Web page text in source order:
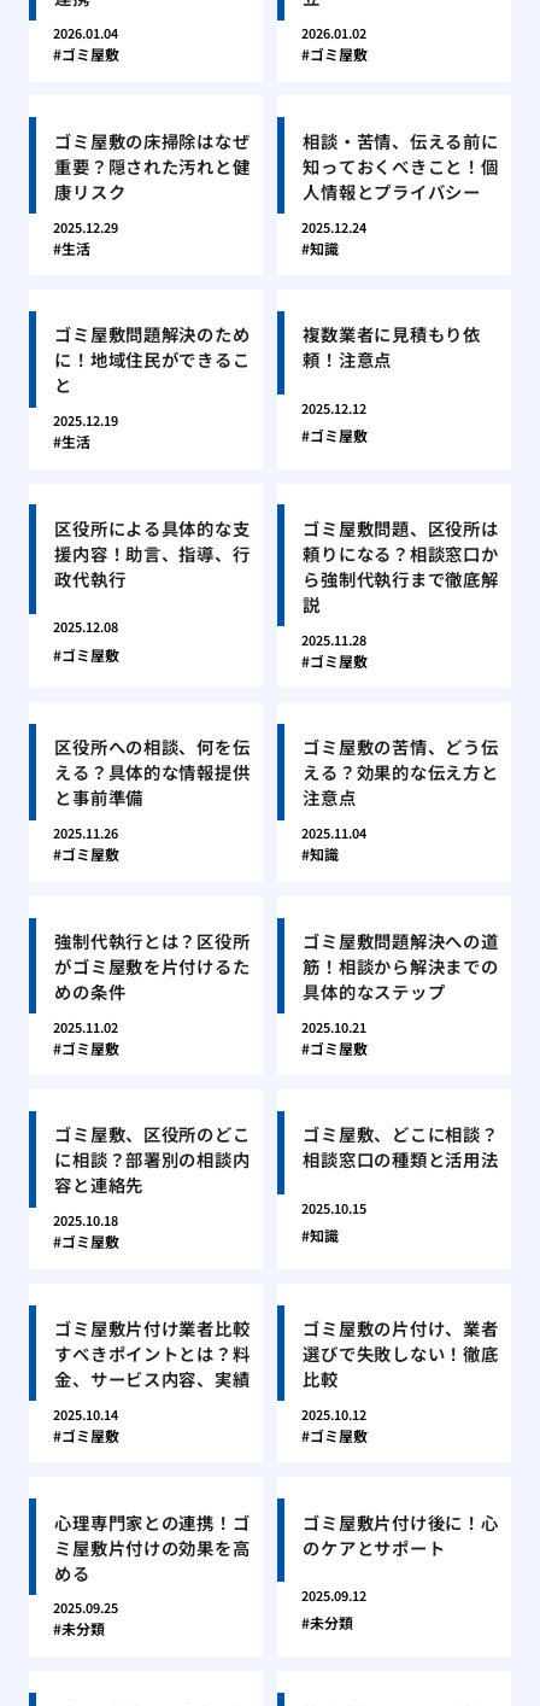
2026.01.04
ゴミ屋敷
2026.01.02
ゴミ屋敷
ゴミ屋敷の床掃除はなぜ
重要？隠された汚れと健
康リスク
2025.12.29
生活
相談・苦情、伝える前に
知っておくべきこと！個
人情報とプライバシー
2025.12.24
知識
ゴミ屋敷問題解決のため
に！地域住民ができるこ
と
2025.12.19
生活
複数業者に見積もり依
頼！注意点
2025.12.12
ゴミ屋敷
区役所による具体的な支
援内容！助言、指導、行
政代執行
2025.12.08
ゴミ屋敷
ゴミ屋敷問題、区役所は
頼りになる？相談窓口か
ら強制代執行まで徹底解
説
2025.11.28
ゴミ屋敷
区役所への相談、何を伝
える？具体的な情報提供
と事前準備
2025.11.26
ゴミ屋敷
ゴミ屋敷の苦情、どう伝
える？効果的な伝え方と
注意点
2025.11.04
知識
強制代執行とは？区役所
がゴミ屋敷を片付けるた
めの条件
2025.11.02
ゴミ屋敷
ゴミ屋敷問題解決への道
筋！相談から解決までの
具体的なステップ
2025.10.21
ゴミ屋敷
ゴミ屋敷、区役所のどこ
に相談？部署別の相談内
容と連絡先
2025.10.18
ゴミ屋敷
ゴミ屋敷、どこに相談？
相談窓口の種類と活用法
2025.10.15
知識
ゴミ屋敷片付け業者比較
すべきポイントとは？料
金、サービス内容、実績
2025.10.14
ゴミ屋敷
ゴミ屋敷の片付け、業者
選びで失敗しない！徹底
比較
2025.10.12
ゴミ屋敷
心理専門家との連携！ゴ
ミ屋敷片付けの効果を高
める
2025.09.25
未分類
ゴミ屋敷片付け後に！心
のケアとサポート
2025.09.12
未分類